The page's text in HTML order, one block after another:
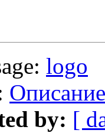
logo
by: [